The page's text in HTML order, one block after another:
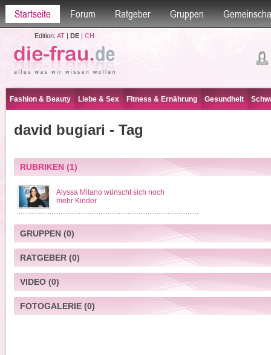
Startseite Forum Ratgeber Gruppen
Edition: AT| DE| CH
Fashion & Beauty Liebe & Sex Fitness & Ernährung Gesundheit
david bugiari - Tag
RUBRIKEN(1)
Alyssa Milano wünscht sich noch
mehr Kinder
GRUPPEN(0)
RATGEBER(0)
VIDEO(0)
FOTOGALERIE(0)